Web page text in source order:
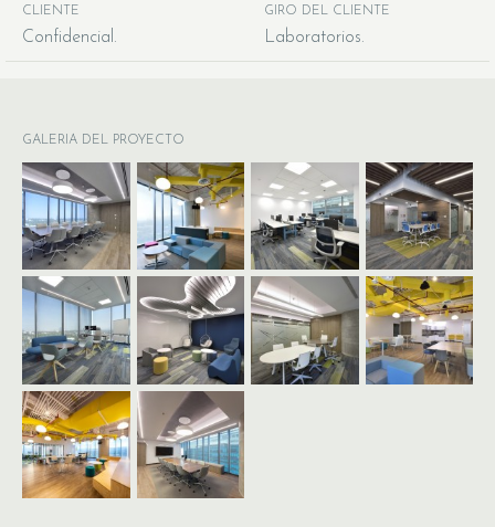
CLIENTE
Confidencial
GIRO DEL CLIENTE
Laboratorios
GALERIA DEL PROYECTO